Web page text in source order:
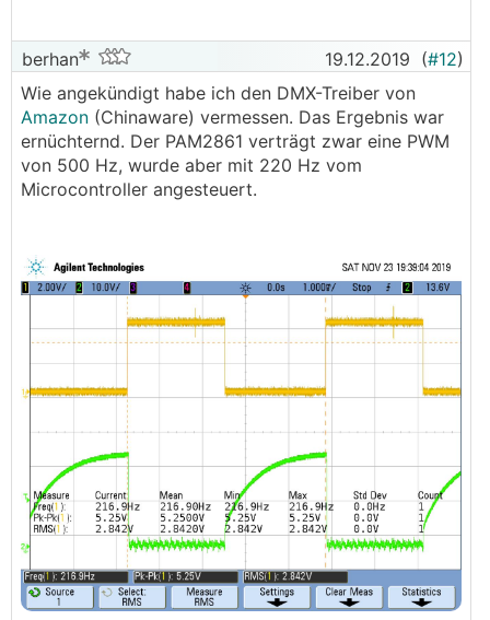
berhan 19.12.2019 (#12)
Wie angekündigt habe ich den DMX-Treiber von
Amazon (Chinaware) vermessen. Das Ergebnis war
ernüchternd. Der PAM2861 verträgt zwar eine PWM
von 500 Hz, wurde aber mit 220 Hz vom
Microcontroller angesteuert.